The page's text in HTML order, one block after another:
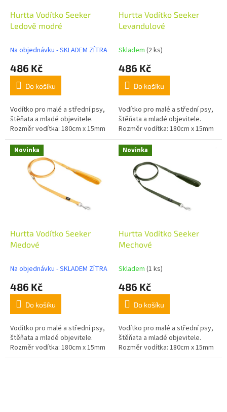
Hurtta Vodítko Seeker
Ledově modré
Na objednávku - SKLADEM ZÍTRA
486 Kč
Do košíku
Vodítko pro malé a střední psy,
štěňata a mladé objevitele.
Rozměr vodítka: 180cm x 15mm
Hurtta Vodítko Seeker
Levandulové
Skladem (2 ks)
486 Kč
Do košíku
Vodítko pro malé a střední psy,
štěňata a mladé objevitele.
Rozměr vodítka: 180cm x 15mm
Novinka
Hurtta Vodítko Seeker
Medové
Na objednávku - SKLADEM ZÍTRA
486 Kč
Do košíku
Vodítko pro malé a střední psy,
štěňata a mladé objevitele.
Rozměr vodítka: 180cm x 15mm
Novinka
Hurtta Vodítko Seeker
Mechové
Skladem (1 ks)
486 Kč
Do košíku
Vodítko pro malé a střední psy,
štěňata a mladé objevitele.
Rozměr vodítka: 180cm x 15mm